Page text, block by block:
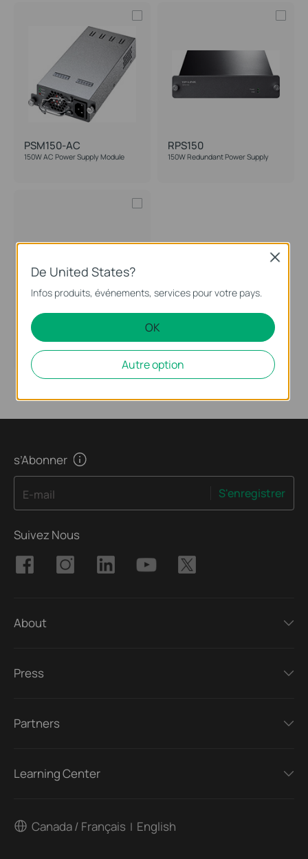
PSM150-AC
150W AC Power Supply Module
RPS150
150W Redundant Power Supply
RPS2
Dual Bay Rack-mountable RPS Shelf
s’Abonner
E-mail S'enregistrer
Suivez Nous
About
Press
Partners
Learning Center
Canada / Français | English
De United States?
Infos produits, événements, services pour votre pays.
OK
Autre option
Close